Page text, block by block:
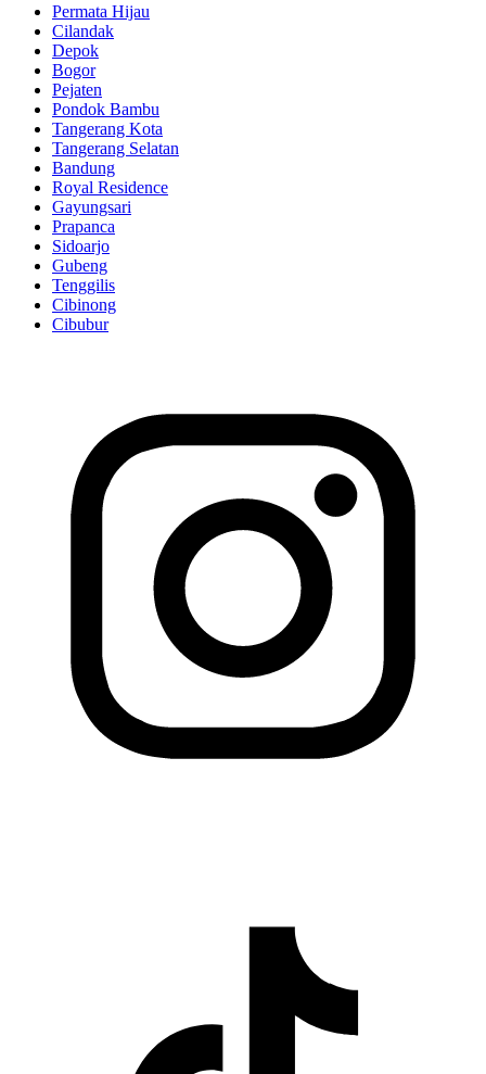
Permata Hijau
Cilandak
Depok
Bogor
Pejaten
Pondok Bambu
Tangerang Kota
Tangerang Selatan
Bandung
Royal Residence
Gayungsari
Prapanca
Sidoarjo
Gubeng
Tenggilis
Cibinong
Cibubur